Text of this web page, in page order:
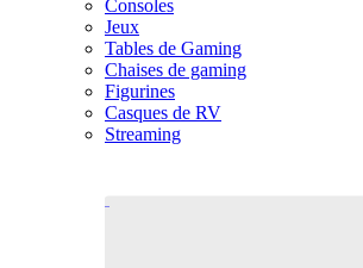
Consoles
Jeux
Tables de Gaming
Chaises de gaming
Figurines
Casques de RV
Streaming